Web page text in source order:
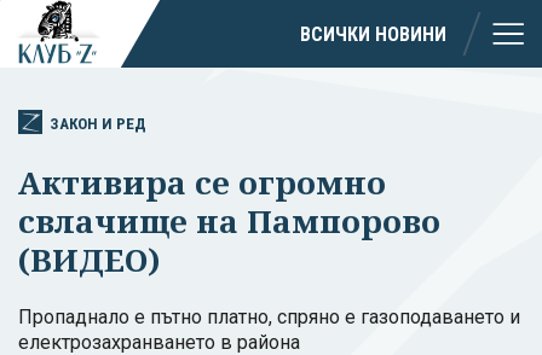
ВСИЧКИ НОВИНИ
ЗАКОН И РЕД
Активира се огромно
свлачище на Пампорово
(ВИДЕО)
Пропаднало е пътно платно, спряно е газоподаването и
електрозахранването в района